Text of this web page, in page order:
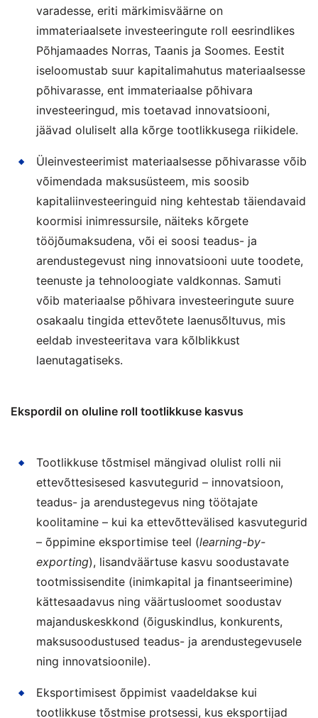
varadesse, eriti märkimisväärne on
immateriaalsete investeeringute roll eesrindlikes
Põhjamaades Norras, Taanis ja Soomes. Eestit
iseloomustab suur kapitalimahutus materiaalsesse
põhivarasse, ent immateriaalse põhivara
investeeringud, mis toetavad innovatsiooni,
jäävad oluliselt alla kõrge tootlikkusega riikidele.
Üleinvesteerimist materiaalsesse põhivarasse võib
võimendada maksusüsteem, mis soosib
kapitaliinvesteeringuid ning kehtestab täiendavaid
koormisi inimressursile, näiteks kõrgete
tööjõumaksudena, või ei soosi teadus- ja
arendustegevust ning innovatsiooni uute toodete,
teenuste ja tehnoloogiate valdkonnas. Samuti
võib materiaalse põhivara investeeringute suure
osakaalu tingida ettevõtete laenusõltuvus, mis
eeldab investeeritava vara kõlblikkust
laenutagatiseks.
Ekspordil on oluline roll tootlikkuse kasvus
Tootlikkuse tõstmisel mängivad olulist rolli nii
ettevõttesisesed kasvutegurid – innovatsioon,
teadus- ja arendustegevus ning töötajate
koolitamine – kui ka ettevõttevälised kasvutegurid
– õppimine eksportimise teel (learning-by-
exporting), lisandväärtuse kasvu soodustavate
tootmissisendite (inimkapital ja finantseerimine)
kättesaadavus ning väärtusloomet soodustav
majanduskeskkond (õiguskindlus, konkurents,
maksusoodustused teadus- ja arendustegevusele
ning innovatsioonile).
Eksportimisest õppimist vaadeldakse kui
tootlikkuse tõstmise protsessi, kus eksportijad